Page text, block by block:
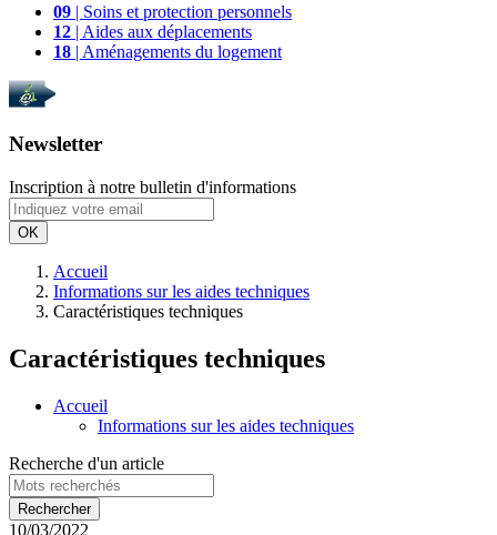
09 | Soins et protection personnels
12 | Aides aux déplacements
18 | Aménagements du logement
Newsletter
Inscription à notre bulletin d'informations
OK
Accueil
Informations sur les aides techniques
Caractéristiques techniques
Caractéristiques techniques
Accueil
Informations sur les aides techniques
Recherche d'un article
10/03/2022